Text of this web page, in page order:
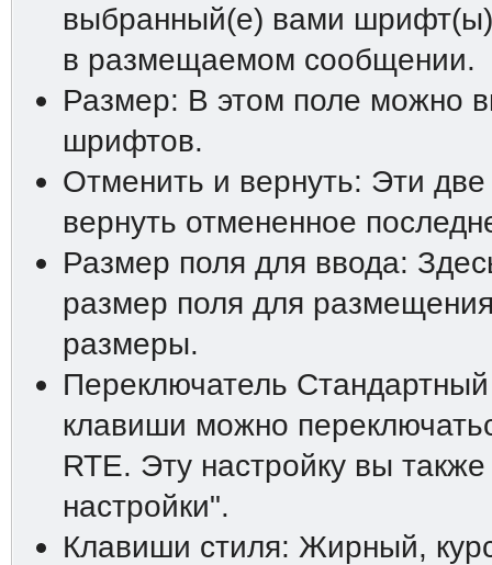
выбранный(е) вами шрифт(ы)
в размещаемом сообщении.
Размер: В этом поле можно
шрифтов.
Отменить и вернуть: Эти
вернуть отмененное
Размер поля для ввода:
размер поля для
размеры.
Переключатель
клавиши можно
RTE. Эту настройку вы
настройки".
Клавиши стиля: Жирный,